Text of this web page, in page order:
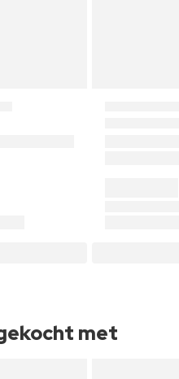
met